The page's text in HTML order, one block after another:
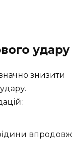
удару
знизити
впродовж